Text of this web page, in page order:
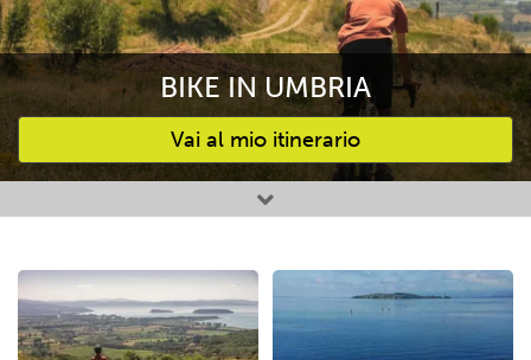
BIKE IN UMBRIA
Vai al mio itinerario
Attività preferite